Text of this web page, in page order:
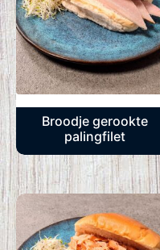
Broodje gerookte
palingfilet